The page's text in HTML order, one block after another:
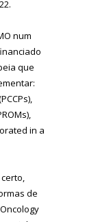
num
que
in a
de